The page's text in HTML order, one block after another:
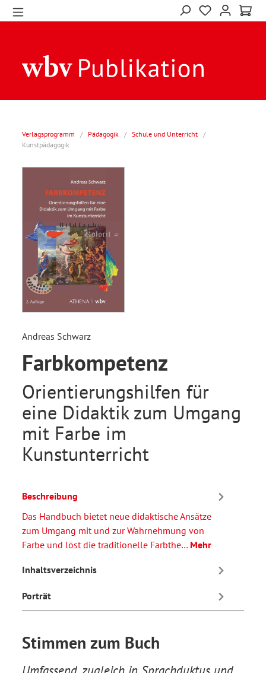
Verlagsprogramm / Pädagogik / Schule und Unterricht /
Kunstpädagogik
Andreas Schwarz
Farbkompetenz
Orientierungshilfen für
eine Didaktik zum Umgang
mit Farbe im
Kunstunterricht
Beschreibung
Das Handbuch bietet neue didaktische Ansätze
zum Umgang mit und zur Wahrnehmung von
Farbe und löst die traditionelle Farbthe… Mehr
Inhaltsverzeichnis
Porträt
Stimmen zum Buch